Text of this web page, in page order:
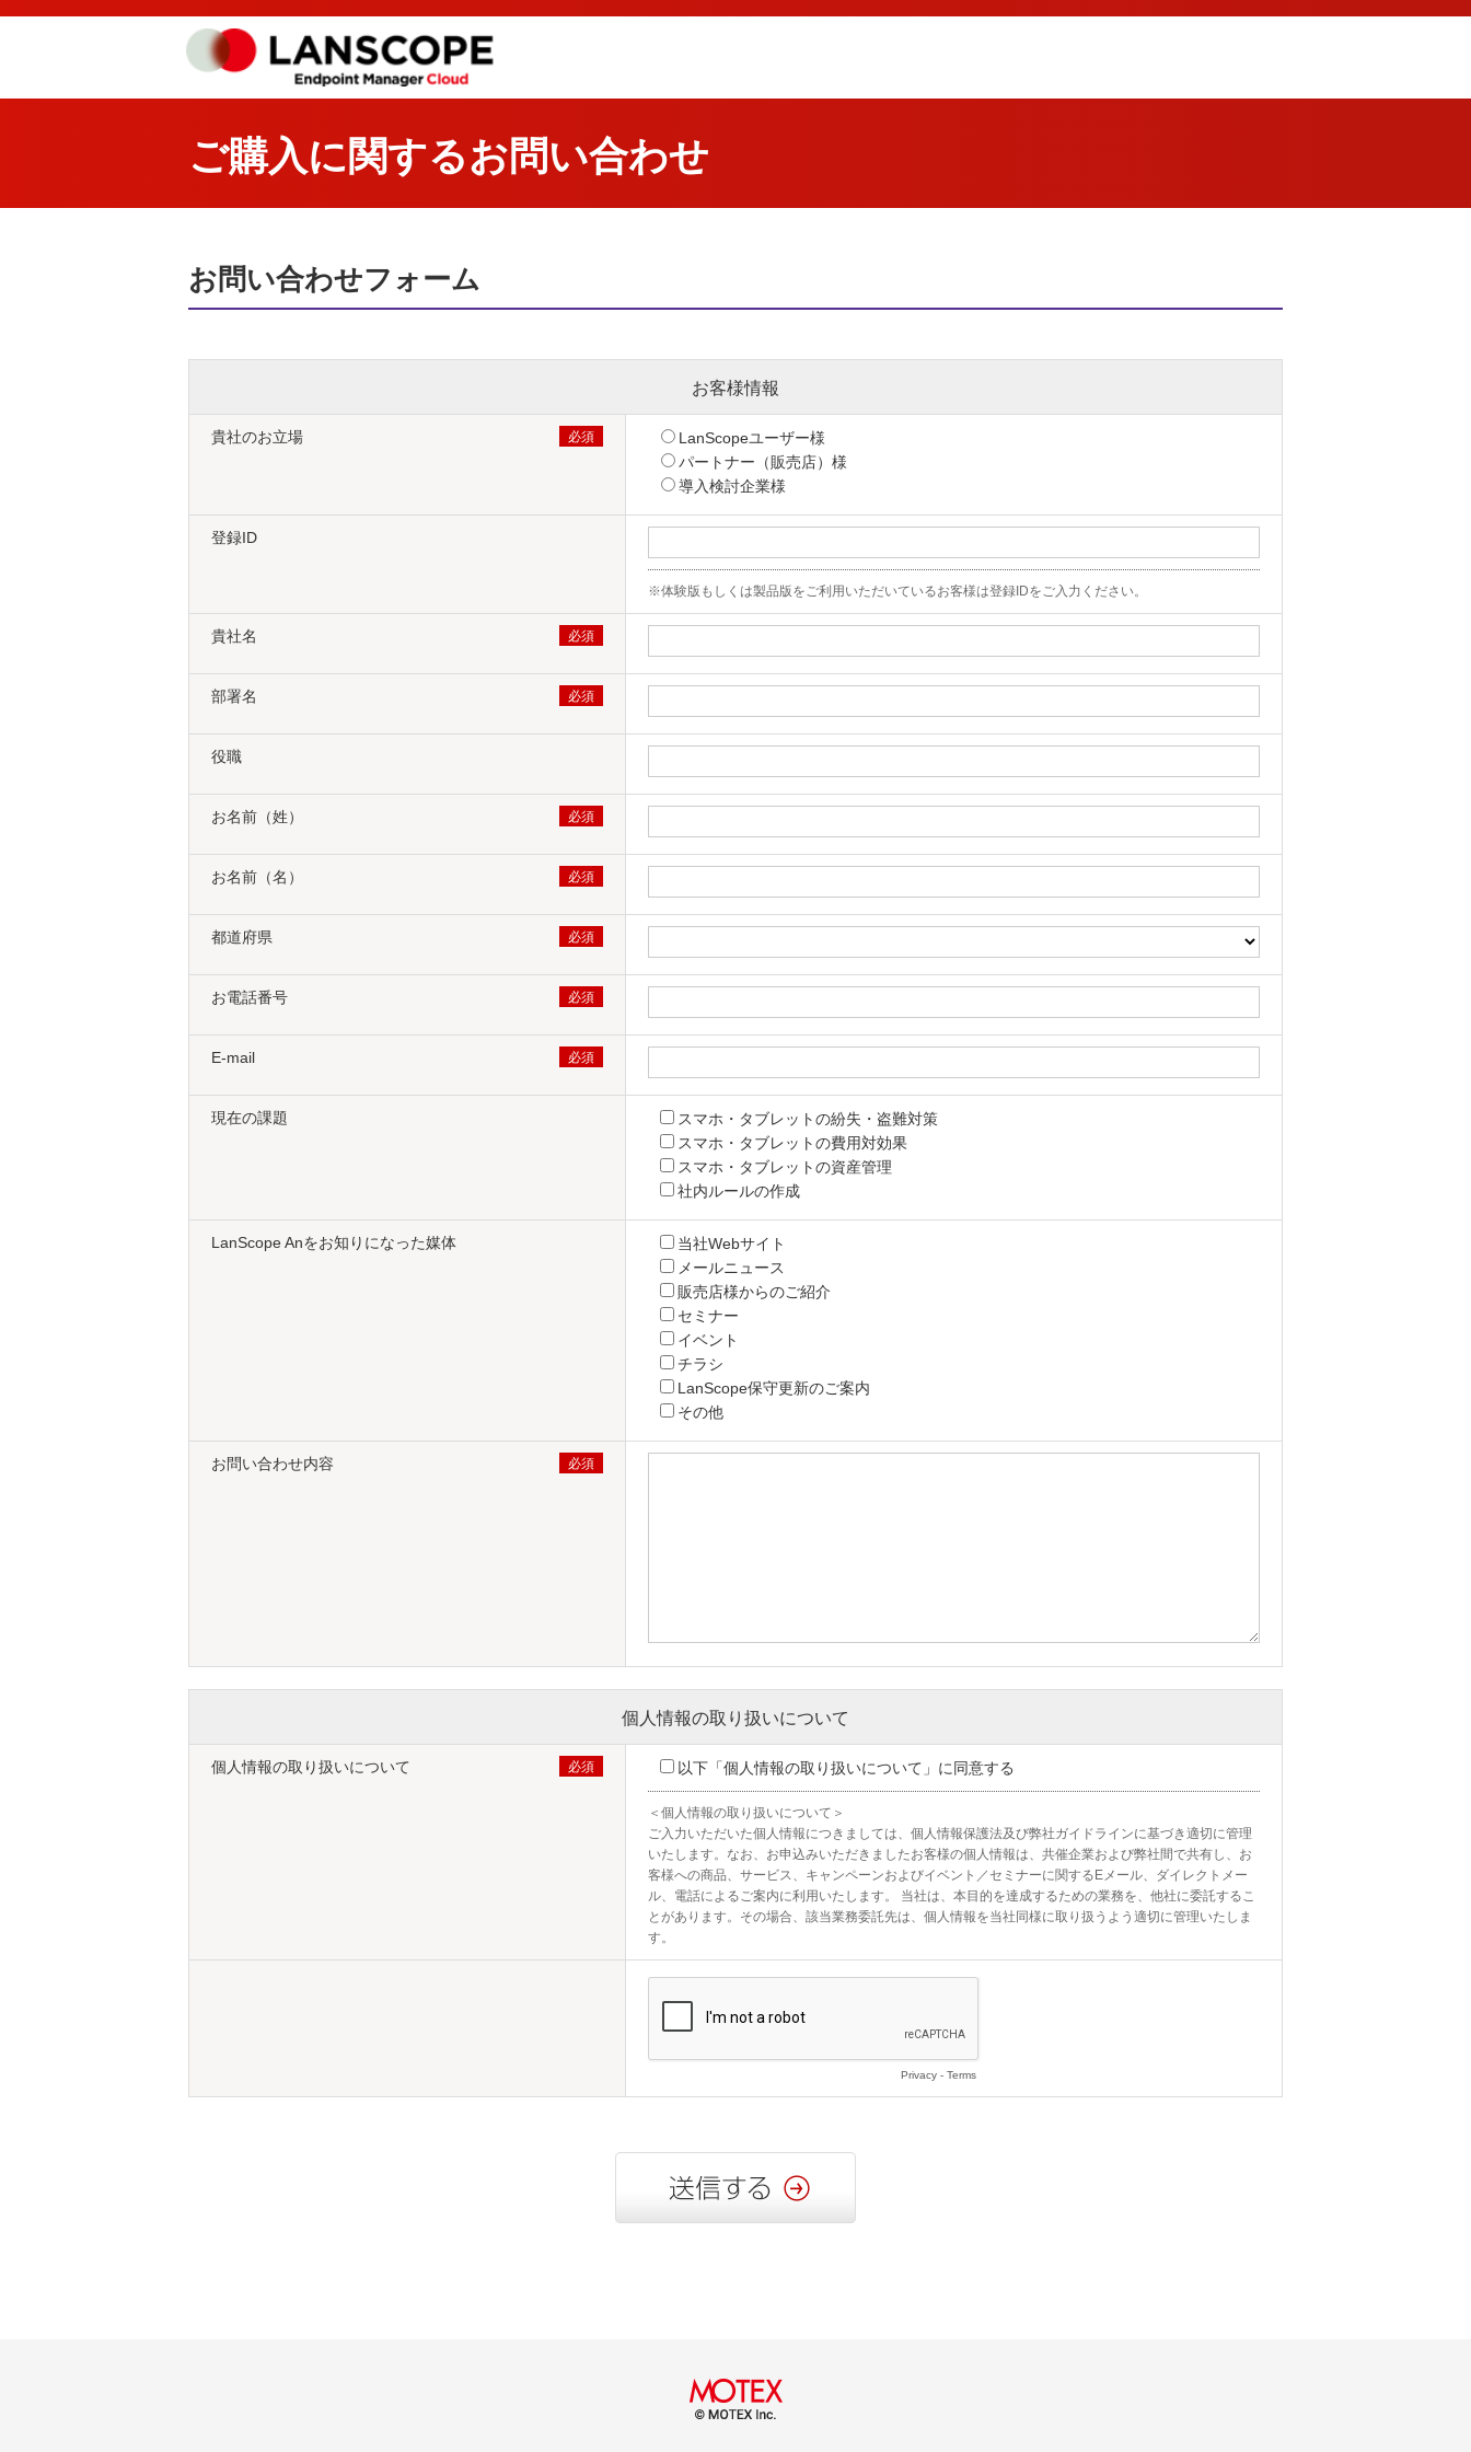
ご購入に関するお問い合わせ
お問い合わせフォーム
お客様情報
貴社のお立場
LanScopeユーザー様
パートナー（販売店）様
導入検討企業様
登録ID
※体験版もしくは製品版をご利用いただいているお客様は登録IDをご入力ください。
貴社名
部署名
役職
お名前（姓）
お名前（名）
都道府県
お電話番号
E-mail
現在の課題
スマホ・タブレットの紛失・盗難対策
スマホ・タブレットの費用対効果
スマホ・タブレットの資産管理
社内ルールの作成
LanScope Anをお知りになった媒体
当社Webサイト
メールニュース
販売店様からのご紹介
セミナー
イベント
チラシ
LanScope保守更新のご案内
その他
お問い合わせ内容
個人情報の取り扱いについて
個人情報の取り扱いについて 以下「個人情報の取り扱いについて」に同意する
＜個人情報の取り扱いについて＞
ご入力いただいた個人情報につきましては、個人情報保護法及び弊社ガイドラインに基づき適切に管理
いたします。なお、お申込みいただきましたお客様の個人情報は、共催企業および弊社間で共有し、お
客様への商品、サービス、キャンペーンおよびイベント／セミナーに関するEメール、ダイレクトメー
ル、電話によるご案内に利用いたします。 当社は、本目的を達成するための業務を、他社に委託するこ
とがあります。その場合、該当業務委託先は、個人情報を当社同様に取り扱うよう適切に管理いたしま
す。
Privacy - Terms